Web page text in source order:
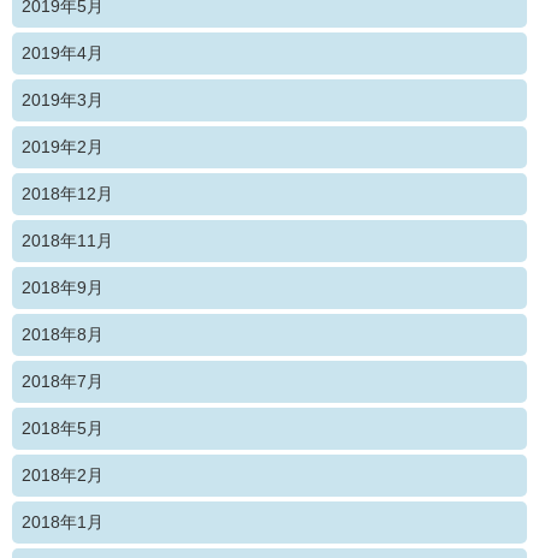
2019年5月
2019年4月
2019年3月
2019年2月
2018年12月
2018年11月
2018年9月
2018年8月
2018年7月
2018年5月
2018年2月
2018年1月